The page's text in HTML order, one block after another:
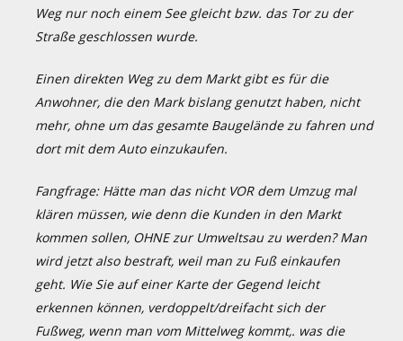
Weg nur noch einem See gleicht bzw. das Tor zu der
Straße geschlossen wurde.
Einen direkten Weg zu dem Markt gibt es für die
Anwohner, die den Mark bislang genutzt haben, nicht
mehr, ohne um das gesamte Baugelände zu fahren und
dort mit dem Auto einzukaufen.
Fangfrage: Hätte man das nicht VOR dem Umzug mal
klären müssen, wie denn die Kunden in den Markt
kommen sollen, OHNE zur Umweltsau zu werden? Man
wird jetzt also bestraft, weil man zu Fuß einkaufen
geht. Wie Sie auf einer Karte der Gegend leicht
erkennen können, verdoppelt/dreifacht sich der
Fußweg, wenn man vom Mittelweg kommt,. was die